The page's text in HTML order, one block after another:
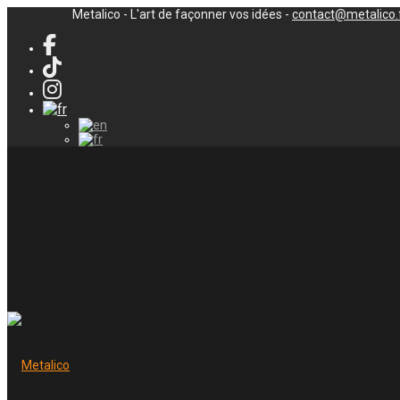
Metalico - L'art de façonner vos idées -